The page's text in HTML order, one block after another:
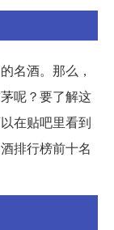
名酒。那么，
呢？要了解这
在贴吧里看到
排行榜前十名